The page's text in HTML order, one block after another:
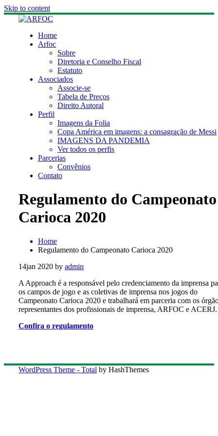
Skip to content
Home
Arfoc
Sobre
Diretoria e Conselho Fiscal
Estatuto
Associados
Associe-se
Tabela de Preços
Direito Autoral
Perfil
Imagens da Folia
Copa América em imagens: a consagração de Messi
IMAGENS DA PANDEMIA
Ver todos os perfis
Parcerias
Convênios
Contato
Regulamento do Campeonato
Carioca 2020
Home
Regulamento do Campeonato Carioca 2020
14jan 2020 by admin
A Approach é a responsável pelo credenciamento da imprensa
os campos de jogo e as coletivas de imprensa nos jogos do
Campeonato Carioca 2020 e trabalhará em parceria com os
representantes dos profissionais de imprensa, ARFOC e ACERJ.
Confira o regulamento
WordPress Theme - Total by HashThemes